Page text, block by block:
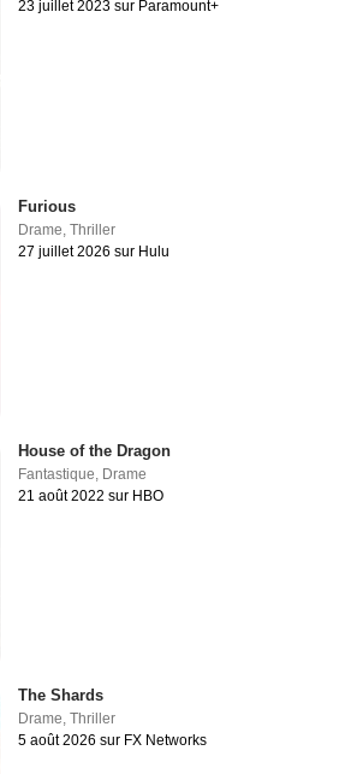
23 juillet 2023 sur Paramount+
Furious
Drame ,Thriller
27 juillet 2026 sur Hulu
House of the Dragon
Fantastique, Drame
21 août 2022 sur HBO
The Shards
Drame,Thriller
5 août 2026 sur FX Networks